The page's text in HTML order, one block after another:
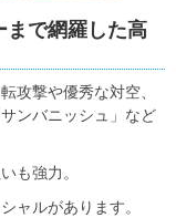
まで網羅した高
攻撃や優秀な対空、
ンバニッシュ」など
も強力。
ャルがあります。